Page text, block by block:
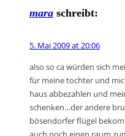
mara schreibt:
5. Mai 2009 at 20:06
also so ca würden sich
für meine tochter und
haus abbezahlen und
schenken…der andere
bösendorfer flügel